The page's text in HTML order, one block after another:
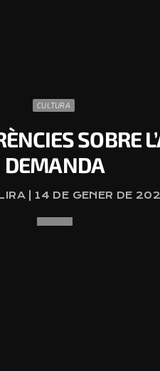
CULTURA
SOBRE
DEMANDA
| 14 DE GENER DE